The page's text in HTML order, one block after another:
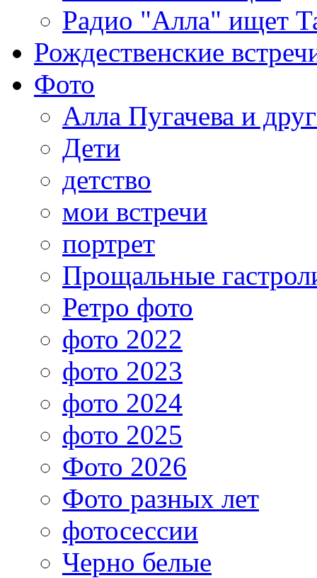
Радио "Алла" ищет
Рождественские
Фото
Алла Пугачева и
Дети
детство
мои встречи
портрет
Прощальные
Ретро фото
фото 2022
фото 2023
фото 2024
фото 2025
Фото 2026
Фото разных лет
фотосессии
Черно белые